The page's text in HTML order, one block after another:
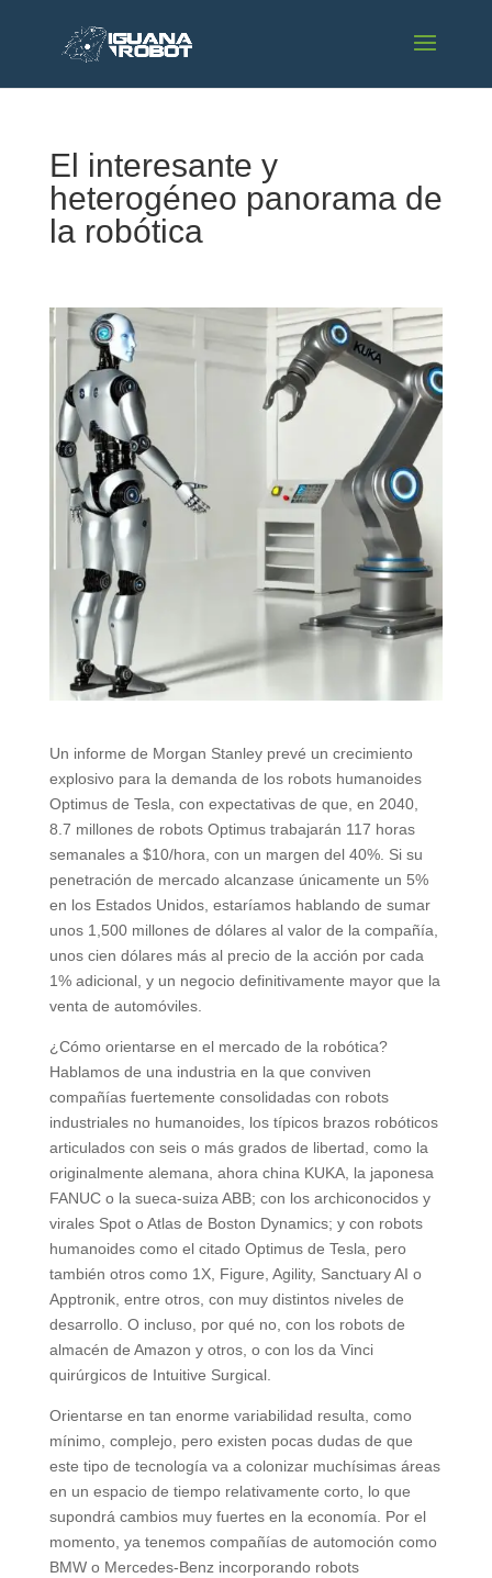
El interesante y
heterogéneo panorama de
la robótica
Un informe de Morgan Stanley prevé un crecimiento
explosivo para la demanda de los robots humanoides
Optimus de Tesla, con expectativas de que, en 2040,
8.7 millones de robots Optimus trabajarán 117 horas
semanales a $10/hora, con un margen del 40%. Si su
penetración de mercado alcanzase únicamente un 5%
en los Estados Unidos, estaríamos hablando de sumar
unos 1,500 millones de dólares al valor de la compañía,
unos cien dólares más al precio de la acción por cada
1% adicional, y un negocio definitivamente mayor que la
venta de automóviles.
¿Cómo orientarse en el mercado de la robótica?
Hablamos de una industria en la que conviven
compañías fuertemente consolidadas con robots
industriales no humanoides, los típicos brazos robóticos
articulados con seis o más grados de libertad, como la
originalmente alemana, ahora china KUKA, la japonesa
FANUC o la sueca-suiza ABB; con los archiconocidos y
virales Spot o Atlas de Boston Dynamics; y con robots
humanoides como el citado Optimus de Tesla, pero
también otros como 1X, Figure, Agility, Sanctuary AI o
Apptronik, entre otros, con muy distintos niveles de
desarrollo. O incluso, por qué no, con los robots de
almacén de Amazon y otros, o con los da Vinci
quirúrgicos de Intuitive Surgical.
Orientarse en tan enorme variabilidad resulta, como
mínimo, complejo, pero existen pocas dudas de que
este tipo de tecnología va a colonizar muchísimas áreas
en un espacio de tiempo relativamente corto, lo que
supondrá cambios muy fuertes en la economía. Por el
momento, ya tenemos compañías de automoción como
BMW o Mercedes-Benz incorporando robots